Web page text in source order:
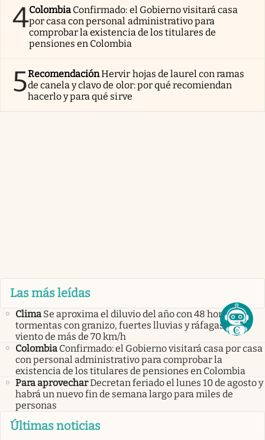
4Colombia Confirmado: el Gobierno visitará casa
por casa con personal administrativo para
comprobar la existencia de los titulares de
pensiones en Colombia
5RecomendaciónHervir hojas de laurel con ramas
de canela y clavo de olor: por qué recomiendan
hacerlo y para qué sirve
Las más leídas
Clima Se aproxima el diluvio del año con 48 horas de
tormentas con granizo, fuertes lluvias y ráfagas de
viento de más de 70 km/h
Colombia Confirmado: el Gobierno visitará casa por casa
con personal administrativo para comprobar la
existencia de los titulares de pensiones en Colombia
Para aprovecharDecretan feriado el lunes 10 de agosto y
habrá un nuevo fin de semana largo para miles de
personas
Últimas noticias